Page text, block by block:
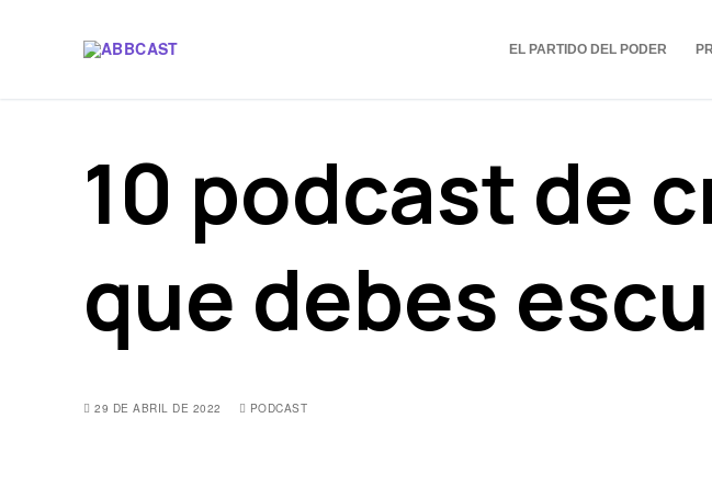
EL PARTIDO DEL PODER
10 podcast de
que debes
29 DE ABRIL DE 2022 PODCAST